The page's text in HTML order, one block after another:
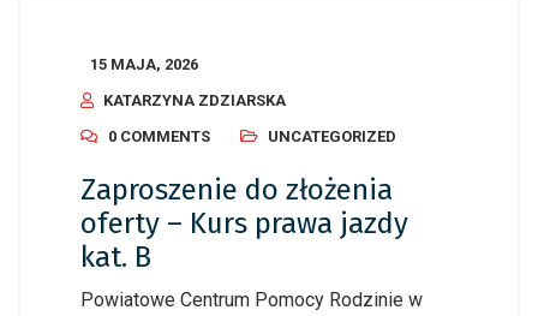
15 MAJA, 2026
KATARZYNA ZDZIARSKA
0 COMMENTS
UNCATEGORIZED
Zaproszenie do złożenia
oferty – Kurs prawa jazdy
kat. B
Powiatowe Centrum Pomocy Rodzinie w